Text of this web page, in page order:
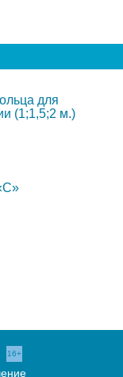
для
(1;1,5;2 м.)
16+